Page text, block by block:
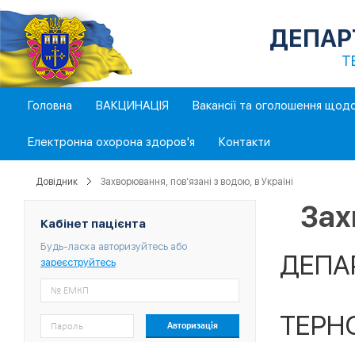
Головна ВАКЦИНАЦІЯ Вакансії та оголошення
Електронна охорона здоров'я Контакти
Довідник Захворювання, пов’язані з водою, в Україні
Кабінет пацієнта
Будь-ласка авторизуйтесь або
зареєструйтесь